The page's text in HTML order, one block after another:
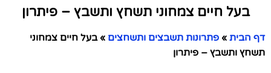
בעל חיים צמחוני תשחץ ותשבץ – פיתרון
דף הבית » פתרונות תשבצים ותשחצים » בעל חיים צמחוני
תשחץ ותשבץ – פיתרון